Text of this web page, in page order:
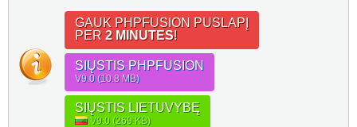
GAUK PHPFUSION PUSLAPĮ
PER 2 MINUTES!
SIŲSTIS PHPFUSION
V9.0 (10.8 MB)
SIŲSTIS LIETUVYBĘ
V9.0 (269 KB)